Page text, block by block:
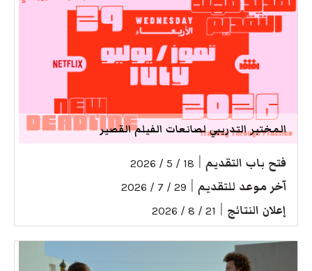
المختبر التدريبي لصانعات الفيلم القصير
فتح باب التقديم 18 / 5 / 2026
آخر موعد للتقديم 29 / 7 / 2026
إعلان النتائج 21 / 8 / 2026